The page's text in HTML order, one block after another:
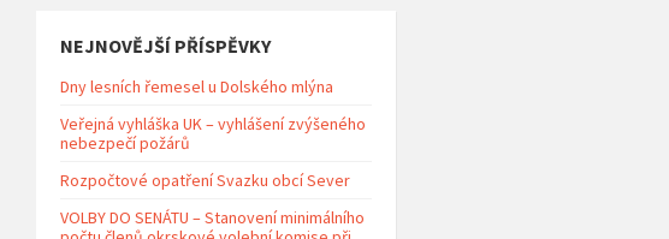
NEJNOVĚJŠÍ PŘÍSPĚVKY
Dny lesních řemesel u Dolského mlýna
Veřejná vyhláška UK – vyhlášení zvýšeného
nebezpečí požárů
Rozpočtové opatření Svazku obcí Sever
VOLBY DO SENÁTU – Stanovení minimálního